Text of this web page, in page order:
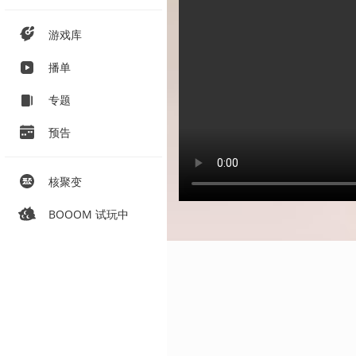
游戏库
播单
专题
预告
核聚变
BOOOM 试玩中